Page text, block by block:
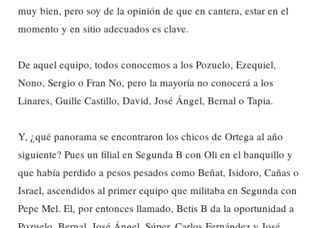
muy bien, pero soy de la opinión de que en cantera, estar en el
momento y en sitio adecuados es clave.
De aquel equipo, todos conocemos a los Pozuelo, Ezequiel,
Nono, Sergio o Fran No, pero la mayoría no conocerá a los
Linares, Guille Castillo, David, José Ángel, Bernal o Tapia.
Y, ¿qué panorama se encontraron los chicos de Ortega al año
siguiente? Pues un filial en Segunda B con Oli en el banquillo y
que había perdido a pesos pesados como Beñat, Isidoro, Cañas o
Israel, ascendidos al primer equipo que militaba en Segunda con
Pepe Mel. El, por entonces llamado, Betis B da la oportunidad a